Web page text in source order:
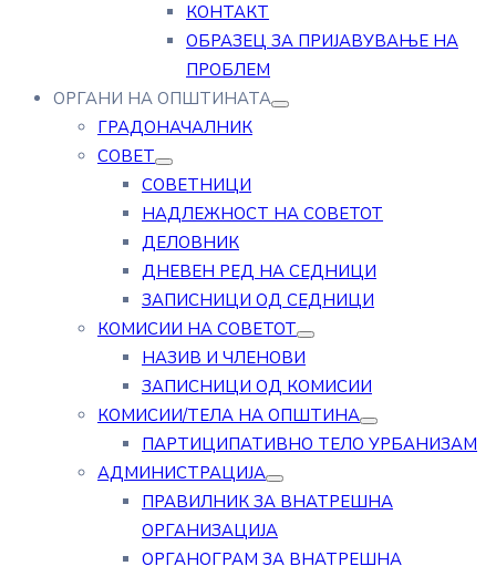
КОНТАКТ
ОБРАЗЕЦ ЗА ПРИЈАВУВАЊЕ НА
ПРОБЛЕМ
ОРГАНИ НА ОПШТИНАТА
ГРАДОНАЧАЛНИК
СОВЕТ
СОВЕТНИЦИ
НАДЛЕЖНОСТ НА СОВЕТОТ
ДЕЛОВНИК
ДНЕВЕН РЕД НА СЕДНИЦИ
ЗАПИСНИЦИ ОД СЕДНИЦИ
КОМИСИИ НА СОВЕТОТ
НАЗИВ И ЧЛЕНОВИ
ЗАПИСНИЦИ ОД КОМИСИИ
КОМИСИИ/ТЕЛА НА ОПШТИНА
ПАРТИЦИПАТИВНО ТЕЛО УРБАНИЗАМ
АДМИНИСТРАЦИЈА
ПРАВИЛНИК ЗА ВНАТРЕШНА
ОРГАНИЗАЦИЈА
ОРГАНОГРАМ ЗА ВНАТРЕШНА